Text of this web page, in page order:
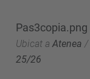
Pas3copia.png
Ubicat a Atenea /
25/26